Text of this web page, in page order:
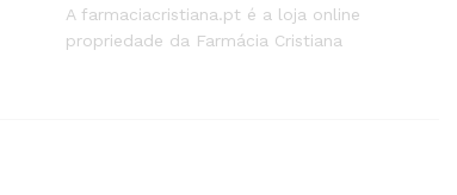
A farmaciacristiana.pt é a loja online
propriedade da Farmácia Cristiana